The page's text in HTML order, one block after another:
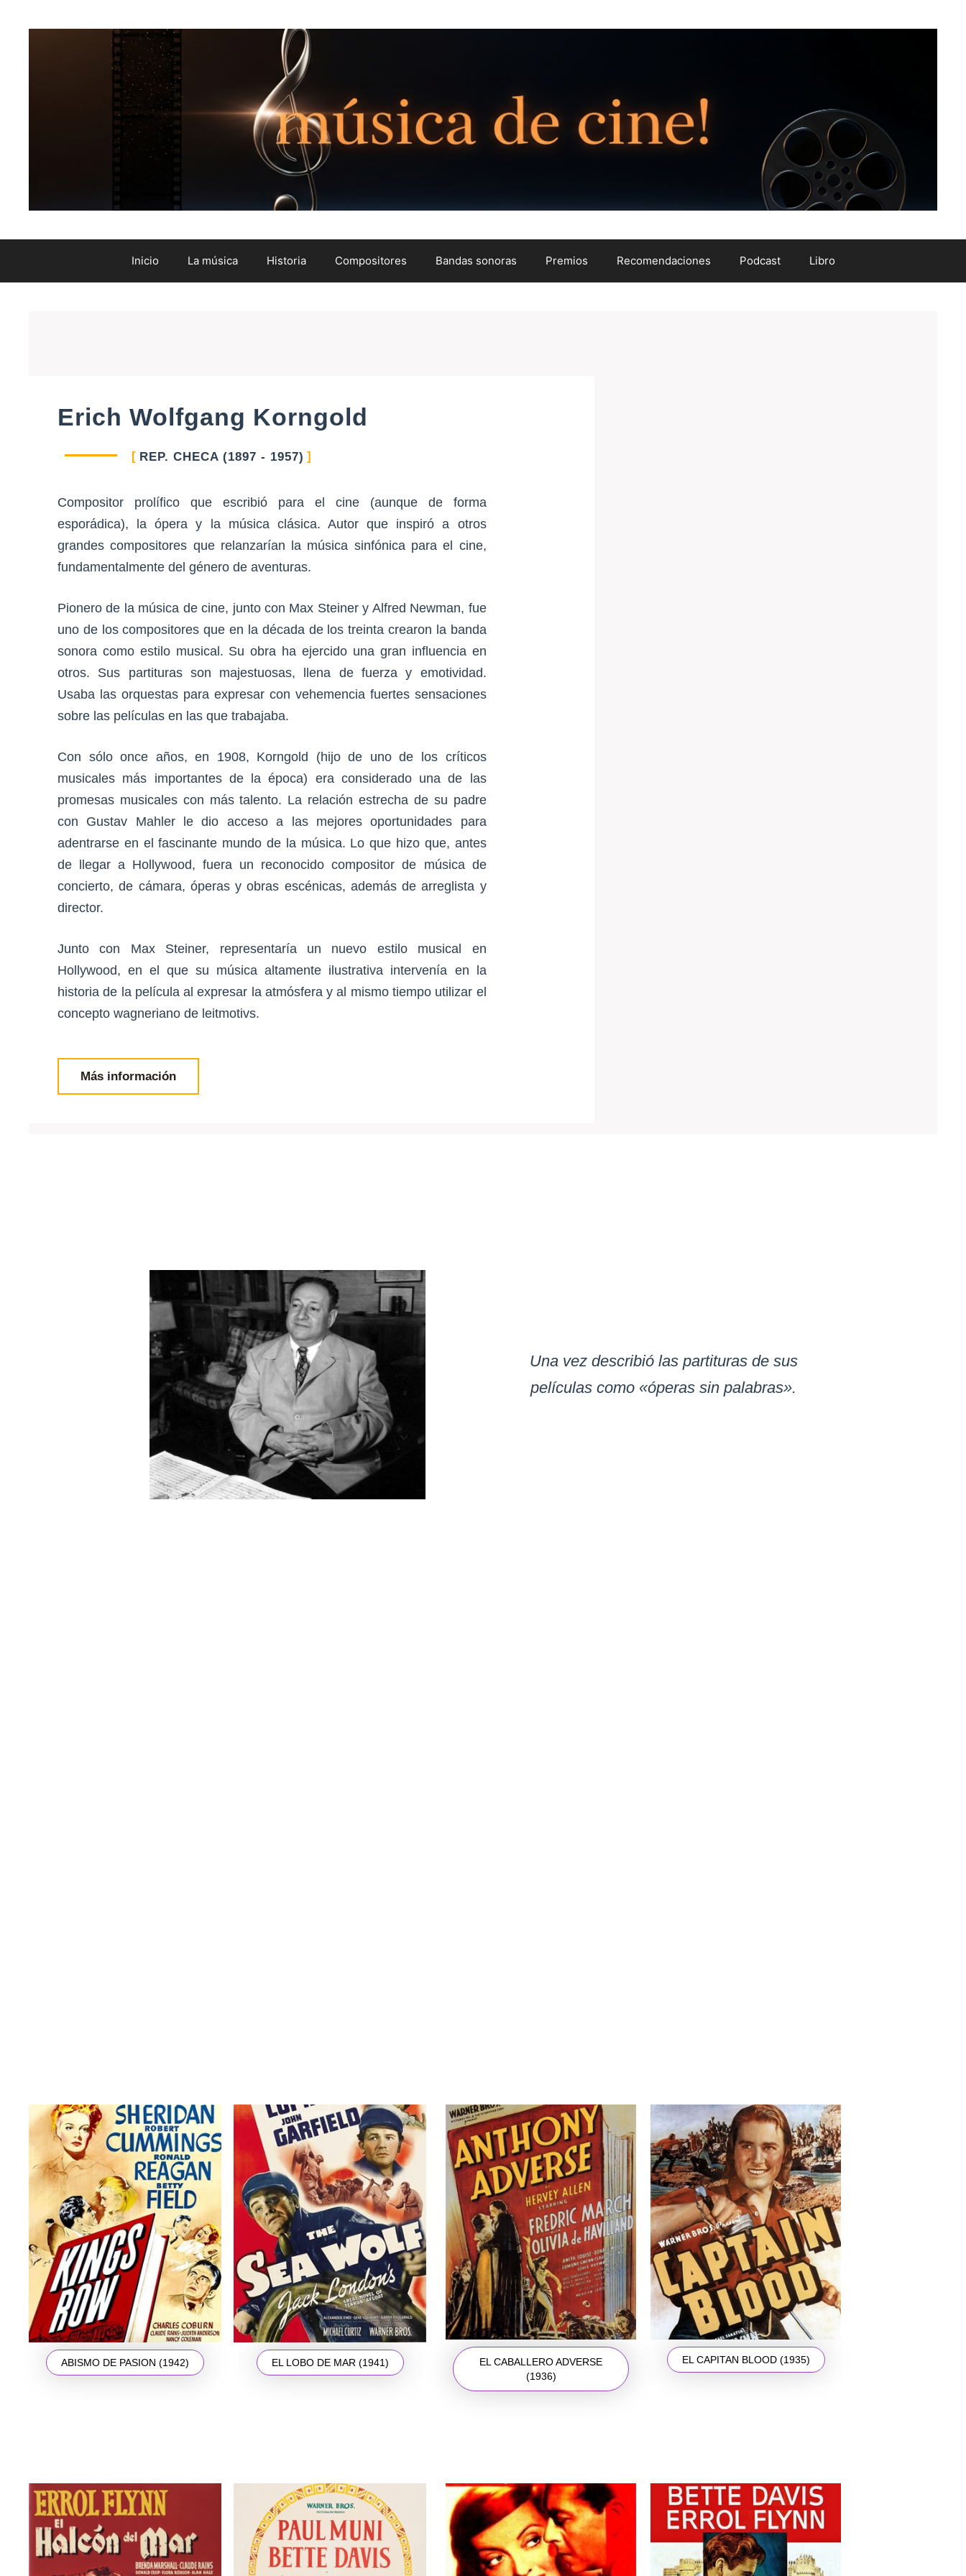
Inicio La música Historia Compositores Bandas sonoras Premios Recomendaciones Podcast Libro
Erich Wolfgang Korngold
REP. CHECA (1897 - 1957)
Compositor prolífico que escribió para el cine (aunque de forma
esporádica), la ópera y la música clásica. Autor que inspiró a otros
grandes compositores que relanzarían la música sinfónica para el cine,
fundamentalmente del género de aventuras.
Pionero de la música de cine, junto con Max Steiner y Alfred Newman, fue
uno de los compositores que en la década de los treinta crearon la banda
sonora como estilo musical. Su obra ha ejercido una gran influencia en
otros. Sus partituras son majestuosas, llena de fuerza y emotividad.
Usaba las orquestas para expresar con vehemencia fuertes sensaciones
sobre las películas en las que trabajaba.
Con sólo once años, en 1908, Korngold (hijo de uno de los críticos
musicales más importantes de la época) era considerado una de las
promesas musicales con más talento. La relación estrecha de su padre
con Gustav Mahler le dio acceso a las mejores oportunidades para
adentrarse en el fascinante mundo de la música. Lo que hizo que, antes
de llegar a Hollywood, fuera un reconocido compositor de música de
concierto, de cámara, óperas y obras escénicas, además de arreglista y
director.
Junto con Max Steiner, representaría un nuevo estilo musical en
Hollywood, en el que su música altamente ilustrativa intervenía en la
historia de la película al expresar la atmósfera y al mismo tiempo utilizar el
concepto wagneriano de leitmotivs.
Más información
Una vez describió las partituras de sus
películas como «óperas sin palabras».
ABISMO DE PASION (1942) EL LOBO DE MAR (1941)
EL CABALLERO ADVERSE
(1936)
EL CAPITAN BLOOD (1935)